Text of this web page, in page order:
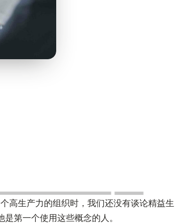
高生产力的组织时，我们还没有谈论精益生
第一个使用这些概念的人。